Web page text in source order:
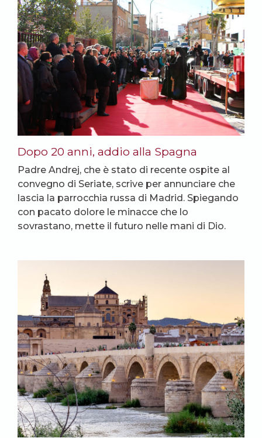
Dopo 20 anni, addio alla Spagna
Padre Andrej, che è stato di recente ospite al
convegno di Seriate, scrive per annunciare che
lascia la parrocchia russa di Madrid. Spiegando
con pacato dolore le minacce che lo
sovrastano, mette il futuro nelle mani di Dio.